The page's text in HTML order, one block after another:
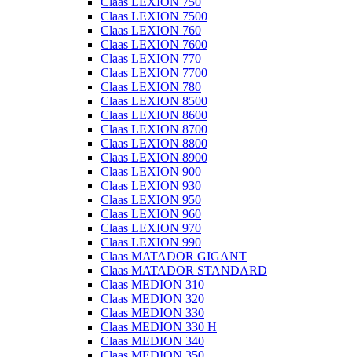
Claas LEXION 7500
Claas LEXION 760
Claas LEXION 7600
Claas LEXION 770
Claas LEXION 7700
Claas LEXION 780
Claas LEXION 8500
Claas LEXION 8600
Claas LEXION 8700
Claas LEXION 8800
Claas LEXION 8900
Claas LEXION 900
Claas LEXION 930
Claas LEXION 950
Claas LEXION 960
Claas LEXION 970
Claas LEXION 990
Claas MATADOR GIGANT
Claas MATADOR STANDARD
Claas MEDION 310
Claas MEDION 320
Claas MEDION 330
Claas MEDION 330 H
Claas MEDION 340